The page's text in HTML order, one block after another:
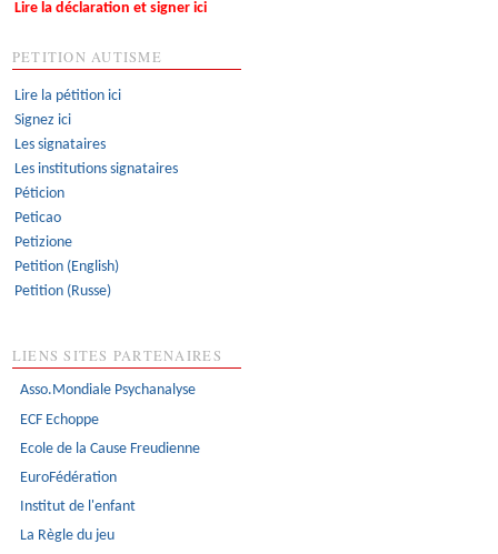
Lire la déclaration et signer ici
PETITION AUTISME
Lire la pétition ici
Signez ici
Les signataires
Les institutions signataires
Péticion
Peticao
Petizione
Petition (English)
Petition (Russe)
LIENS SITES PARTENAIRES
Asso.Mondiale Psychanalyse
ECF Echoppe
Ecole de la Cause Freudienne
EuroFédération
Institut de l'enfant
La Règle du jeu